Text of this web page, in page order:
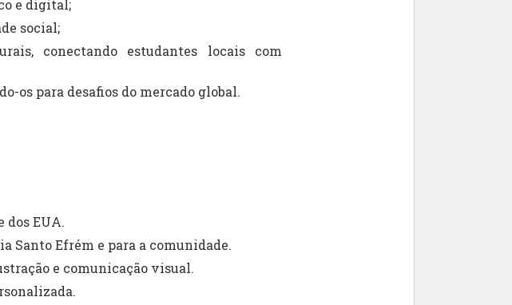
e digital;
social;
conectando estudantes locais com
os para desafios do mercado global.
dos EUA.
Santo Efrém e para a comunidade.
e comunicação visual.